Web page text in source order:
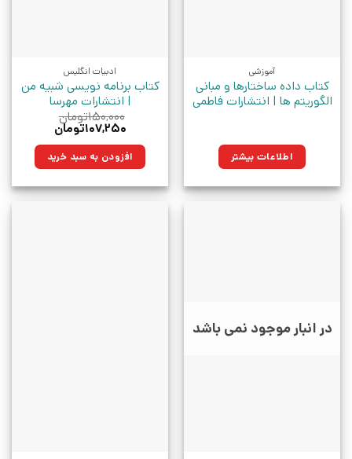
آموزشی
کتاب داده ساختارها و مبانی
الگوریتم ها | انتشارات فاطمی
اطلاعات بیشتر
ادبیات انگلیس
کتاب برنامه نویسی شبیه من
| انتشارات مهرسا
۱۵۰,۰۰۰تومان
قیمت
۱۵۰,۰۰۰تومان
بود.
۱۰۷,۲۵۰تومان
۱۰۷,۲۵۰تومان.افزودن به سبد خرید
در انبار موجود نمی باشد